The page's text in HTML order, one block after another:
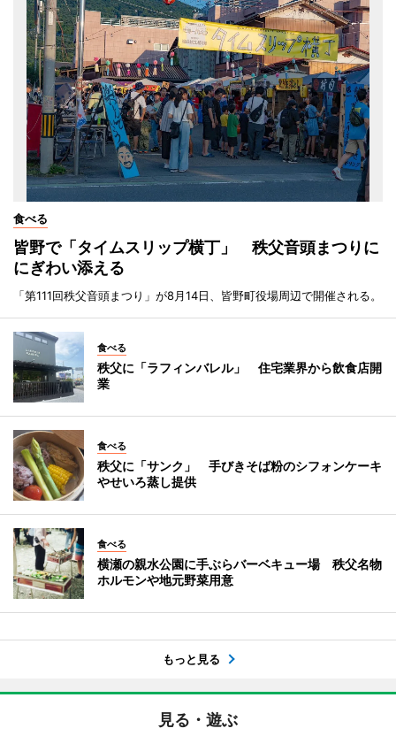
食べる
皆野で「タイムスリップ横丁」 秩父音頭まつりに
にぎわい添える
「第111回秩父音頭まつり」が8月14日、皆野町役場周辺で開催される。
食べる
秩父に「ラフィンバレル」 住宅業界から飲食店開
業
食べる
秩父に「サンク」 手びきそば粉のシフォンケーキ
やせいろ蒸し提供
食べる
横瀬の親水公園に手ぶらバーベキュー場 秩父名物
ホルモンや地元野菜用意
もっと見る
見る・遊ぶ